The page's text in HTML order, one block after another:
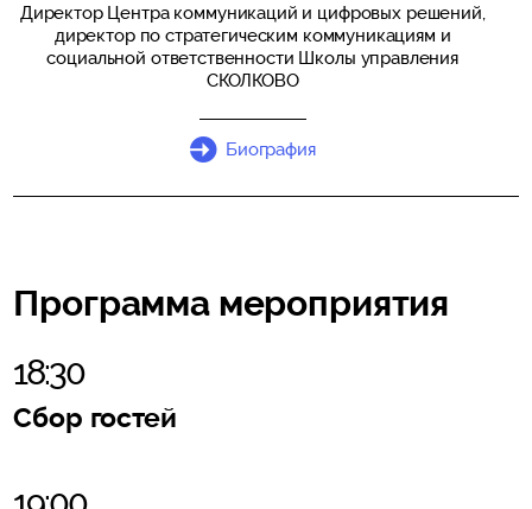
Директор Центра коммуникаций и цифровых решений,
директор по стратегическим коммуникациям и
социальной ответственности Школы управления
СКОЛКОВО
Биография
Программа мероприятия
18:30
Сбор гостей